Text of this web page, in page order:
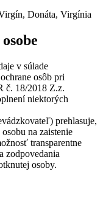
Donáta, Virgínia
v súlade
osôb pri
č. 18/2018 Z.z.
niektorých
prehlasuje,
na zaistenie
transparentne
zodpovedania
osoby.